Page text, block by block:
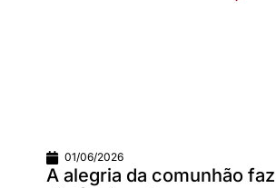
comunhão faz qualquer